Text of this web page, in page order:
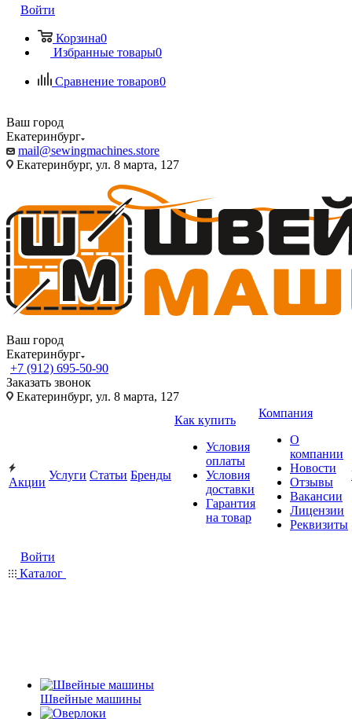
Войти
Корзина0
Избранные товары0
Сравнение товаров0
Ваш город
Екатеринбург
mail@sewingmachines.store
Екатеринбург, ул. 8 марта, 127
Ваш город
Екатеринбург
+7 (912) 695-50-90
Заказать звонок
Екатеринбург, ул. 8 марта, 127
Акции
Услуги Статьи Бренды
Как купить
Условия
оплаты
Условия
доставки
Гарантия
на товар
Компания
О
компании
Новости
Отзывы
Вакансии
Лицензии
Реквизиты
Войти
Каталог
Швейные машины